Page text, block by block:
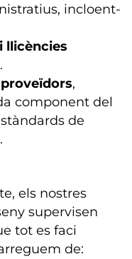
incloent-
llicències
,
component del
de
els nostres
supervisen
tot es faci
de: